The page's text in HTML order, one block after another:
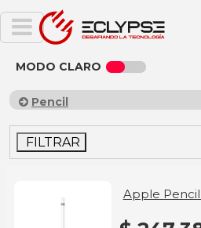
MODO CLARO
Pencil
FILTRAR
Apple Pencil